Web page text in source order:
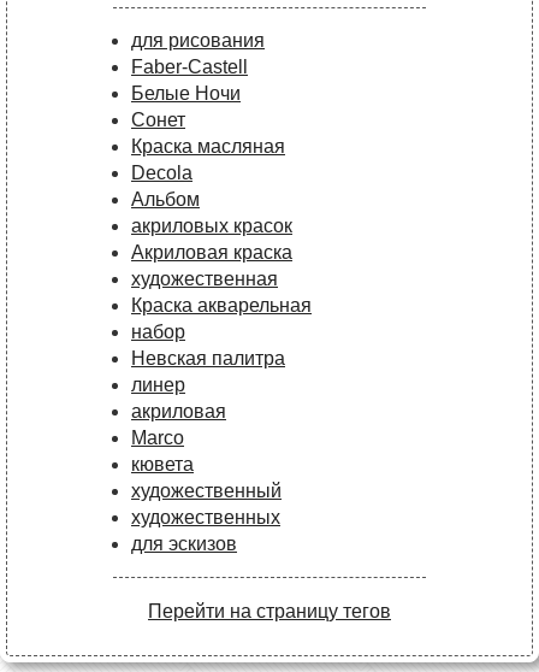
для рисования
Faber-Castell
Белые Ночи
Сонет
Краска масляная
Decola
Альбом
акриловых красок
Акриловая краска
художественная
Краска акварельная
набор
Невская палитра
линер
акриловая
Marco
кювета
художественный
художественных
для эскизов
Перейти на страницу тегов